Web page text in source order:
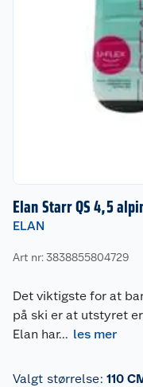
Elan Starr QS 4,5
ELAN
Art nr: 3838855804729
Det viktigste for at
på ski er at utstyret
Elan har... les mer
Valgt størrelse: 110